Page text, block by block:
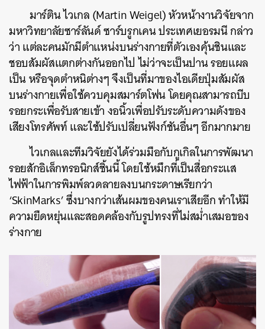
มาร์ติน ไวเกล (Martin Weigel) หัวหน้างานวิจัยจาก
มหาวิทยาลัยซาร์ลันด์ ซาร์บรูกเคน ประเทศเยอรมนี กล่าว
ว่า แต่ละคนมักมีตำแหน่งบนร่างกายที่ตัวเองคุ้นชินและ
ชอบสัมผัสแตกต่างกันออกไป ไม่ว่าจะเป็นปาน รอยแผล
เป็น หรือจุดตำหนิต่างๆ จึงเป็นที่มาของไอเดียปุ่มสัมผัส
บนร่างกายเพื่อใช้ควบคุมสมาร์ตโฟน โดยคุณสามารถบีบ
รอยกระเพื่อรับสายเข้า งอนิ้วเพื่อปรับระดับความดังของ
เสียงโทรศัพท์ และใช้ปรับเปลี่ยนฟังก์ชันอื่นๆ อีกมากมาย
ไวเกลและทีมวิจัยยังได้ร่วมมือกับกูเกิลในการพัฒนา
รอยสักอิเล็กทรอนิกส์ชิ้นนี้ โดยใช้หมึกที่เป็นสื่อกระแส
ไฟฟ้าในการพิมพ์ลวดลายลงบนกระดาษเรียกว่า
‘SkinMarks’ ซึ่งบางกว่าเส้นผมของคนเราเสียอีก ทำให้มี
ความยืดหยุ่นและสอดคล้องกับรูปทรงที่ไม่สม่ำเสมอของ
ร่างกาย